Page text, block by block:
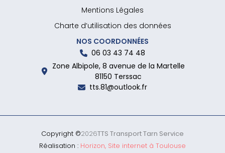
Mentions Légales
Charte d’utilisation des données
NOS COORDONNÉES
06 03 43 74 48
Zone Albipole, 8 avenue de la Martelle
81150 Terssac
tts.81@outlook.fr
Copyright ©2026TTS Transport Tarn Service
Réalisation : Horizon, Site internet à Toulouse